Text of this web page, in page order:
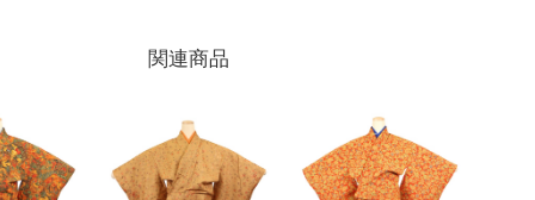
関連商品